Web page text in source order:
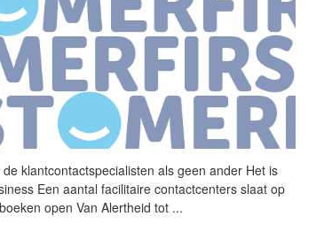
deklantcontactspecialisten als geen ander Het is
Een aantal facilitaire contactcenters slaat op
open Van Alertheid tot ...